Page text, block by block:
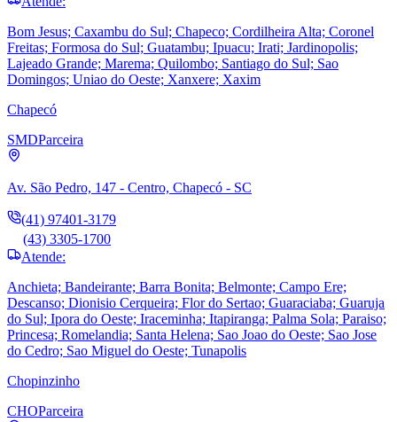
Bom Jesus; Caxambu do Sul; Chapeco; Cordilheira Alta; Coronel
Freitas; Formosa do Sul; Guatambu; Ipuacu; Irati; Jardinopolis;
Lajeado Grande; Marema; Quilombo; Santiago do Sul; Sao
Domingos; Uniao do Oeste; Xanxere; Xaxim
Chapecó
SMDParceira
Av. São Pedro, 147 - Centro, Chapecó - SC
(41) 97401-3179
(43) 3305-1700
Atende:
Anchieta; Bandeirante; Barra Bonita; Belmonte; Campo Ere;
Descanso; Dionisio Cerqueira; Flor do Sertao; Guaraciaba; Guaruja
do Sul; Ipora do Oeste; Iraceminha; Itapiranga; Palma Sola; Paraiso;
Princesa; Romelandia; Santa Helena; Sao Joao do Oeste; Sao Jose
do Cedro; Sao Miguel do Oeste; Tunapolis
Chopinzinho
CHOParceira